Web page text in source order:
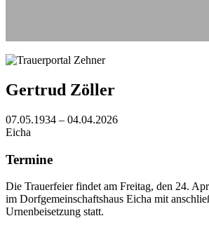
Gertrud Zöller
07.05.1934 – 04.04.2026
Eicha
Termine
Die Trauerfeier findet am Freitag, den 24.
im Dorfgemeinschaftshaus Eicha mit
Urnenbeisetzung statt.